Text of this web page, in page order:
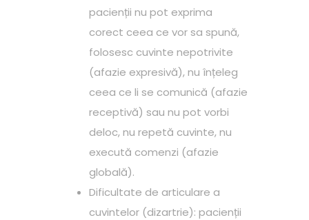
pacienții nu pot exprima
corect ceea ce vor sa spună,
folosesc cuvinte nepotrivite
(afazie expresivă), nu înțeleg
ceea ce li se comunică (afazie
receptivă) sau nu pot vorbi
deloc, nu repetă cuvinte, nu
execută comenzi (afazie
globală).
Dificultate de articulare a
cuvintelor (dizartrie): pacienții